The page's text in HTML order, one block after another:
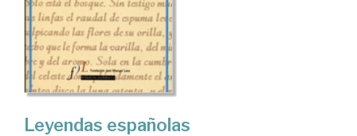
Leyendas españolas